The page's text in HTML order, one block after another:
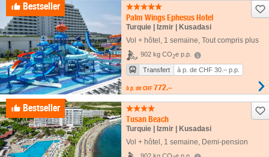
Bestseller
Palm Wings Ephesus Hotel
Turquie | Izmir | Kusadasi
Vol + hôtel 1 semaine , Tout compris plus
902 kg CO2e p.p.
Transfert à p. de CHF 30.– p.p.
à p. de CHF 772.–
Bestseller
Tusan Beach
Turquie | Izmir | Kusadasi
Vol + hôtel 1 semaine , Demi-pension